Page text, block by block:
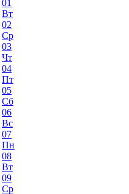
01
Вт
02
Ср
03
Чт
04
Пт
05
Сб
06
Вс
07
Пн
08
Вт
09
Ср